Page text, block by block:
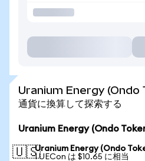
Uranium Energy (Ondo
通貨に換算して探索する
Uranium Energy (Ondo
🇺🇸Uranium Energy (Ondo
1 UECon は $10.65 に相当